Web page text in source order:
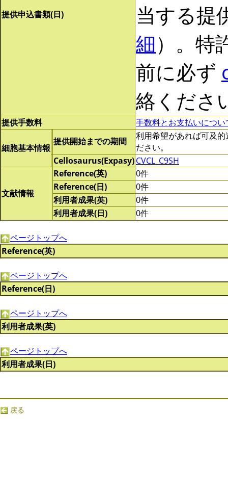
提供申込書類(日)
当する提
細）。特
前に必ず
絡くださ
提供手数料 手数料とお支払いにつ
細胞基本情報
提供開始までの期間
利用希望があれば可及
ださい。
Cellosaurus(Expasy)CVCL_C9SH
文献情報
Reference(英)
0件
Reference(日)
0件
利用者成果(英)
0件
利用者成果(日)
0件
ページトップへ
Reference(英)
ページトップへ
Reference(日)
ページトップへ
利用者成果(英)
ページトップへ
利用者成果(日)
戻る